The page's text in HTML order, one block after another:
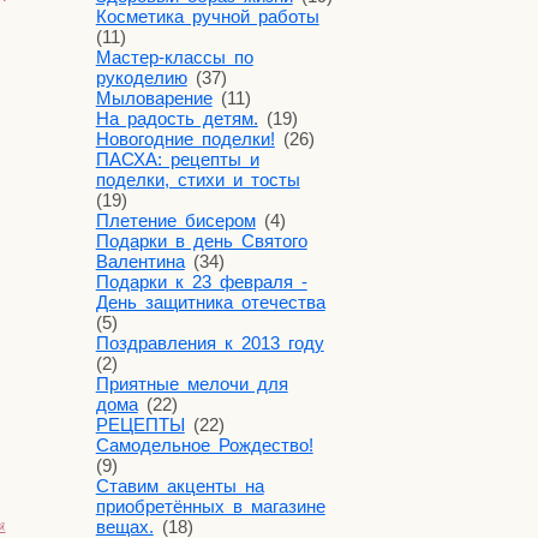
Косметика ручной работы
(11)
Мастер-классы по
рукоделию(37)
Мыловарение(11)
На радость детям. (19)
Новогодние поделки! (26)
ПАСХА: рецепты и
поделки, стихи и тосты
(19)
Плетение бисером(4)
Подарки в день Святого
Валентина(34)
Подарки к 23 февраля -
День защитника отечества
(5)
Поздравления к 2013 году
(2)
Приятные мелочи для
дома(22)
РЕЦЕПТЫ (22)
Самодельное Рождество!
(9)
Ставим акценты на
приобретённых в магазине
вещах. (18)